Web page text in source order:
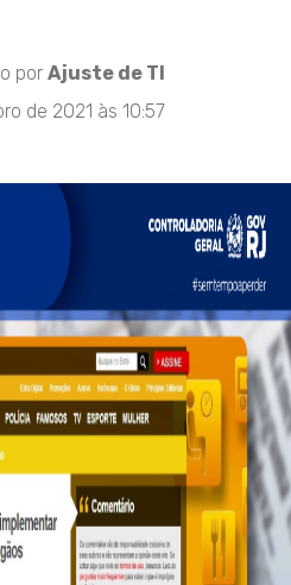
por Ajuste de TI
de 2021 às 10:57